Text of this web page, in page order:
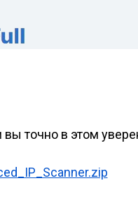
вы точно в этом